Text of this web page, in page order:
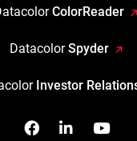
ColorReader
DatacolorSpyder
Investor
Facebook
Seguici